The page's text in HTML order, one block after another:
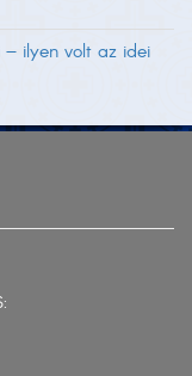
ilyen volt az idei